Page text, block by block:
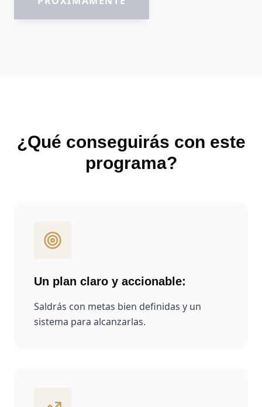
¿Qué conseguirás con este
programa?
Un plan claro y accionable:
Saldrás con metas bien definidas y un
sistema para alcanzarlas.